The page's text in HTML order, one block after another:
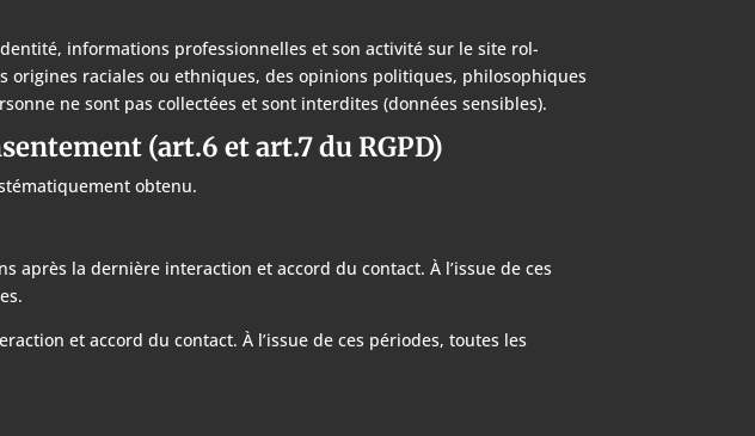
informations professionnelles et son activité sur le site rol-
raciales ou ethniques, des opinions politiques, philosophiques
ne sont pas collectées et sont interdites (données sensibles).
(art.6 et art.7 du RGPD)
obtenu.
après la dernière interaction et accord du contact. À l’issue de ces
et accord du contact. À l’issue de ces périodes, toutes les